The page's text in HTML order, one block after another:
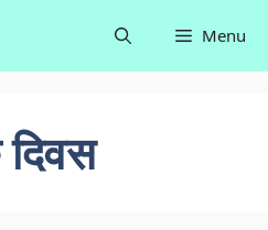
Menu
दिवस